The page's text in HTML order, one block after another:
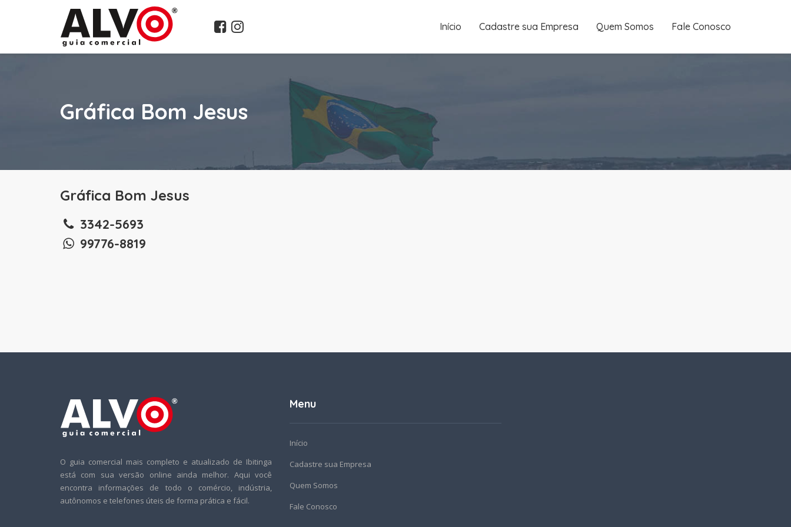
Início Cadastre sua Empresa Quem Somos Fale Conosco
Gráfica Bom Jesus
Gráfica Bom Jesus
3342-5693
99776-8819
O guia comercial mais completo e atualizado de Ibitinga
está com sua versão online ainda melhor. Aqui você
encontra informações de todo o comércio, indústria,
autônomos e telefones úteis de forma prática e fácil.
Menu
Início
Cadastre sua Empresa
Quem Somos
Fale Conosco